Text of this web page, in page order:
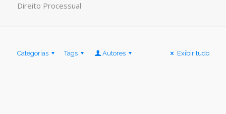
Direito Processual
Categorias Tags Autores Exibir tudo